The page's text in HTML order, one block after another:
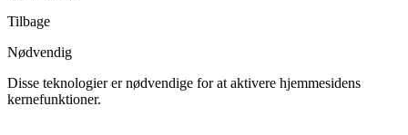
Tilbage
Nødvendig
Disse teknologier er nødvendige for at aktivere hjemmesidens
kernefunktioner.